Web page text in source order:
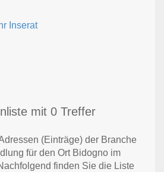
mit 0 Treffer
(Einträge) der Branche
für den Ort Bidogno im
finden Sie die Liste